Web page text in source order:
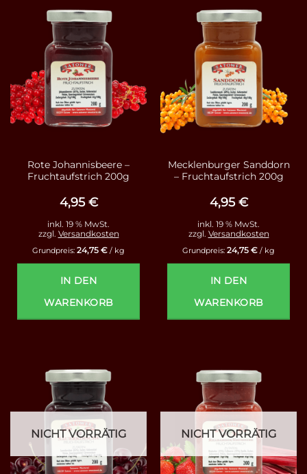
Rote Johannisbeere –
Fruchtaufstrich 200g
4,95€
inkl. 19 % MwSt.
zzgl. Versandkosten
Grundpreis: 24,75 € / kg
IN DEN
WARENKORB
Mecklenburger Sanddorn
– Fruchtaufstrich 200g
4,95€
inkl. 19 % MwSt.
zzgl. Versandkosten
Grundpreis: 24,75 € / kg
IN DEN
WARENKORB
NICHT VORRÄTIG NICHT VORRÄTIG